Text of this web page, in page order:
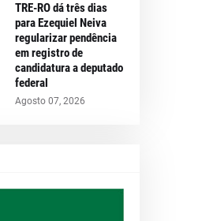
TRE-RO dá três dias
para Ezequiel Neiva
regularizar pendência
em registro de
candidatura a deputado
federal
Agosto 07, 2026